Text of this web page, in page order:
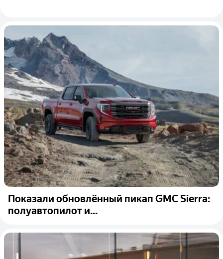
Показали обновлённый пикап GMC Sierra:
полуавтопилот и...